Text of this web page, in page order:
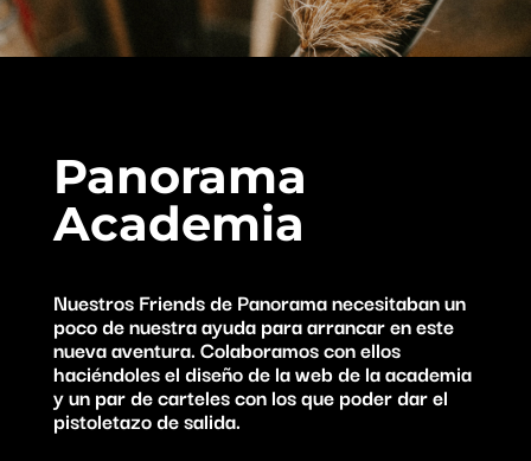
Panorama
Academia
Nuestros Friends de Panorama necesitaban un
poco de nuestra ayuda para arrancar en este
nueva aventura. Colaboramos con ellos
haciéndoles el diseño de la web de la academia
y un par de carteles con los que poder dar el
pistoletazo de salida.